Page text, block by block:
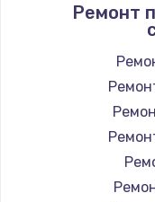
Ремонт